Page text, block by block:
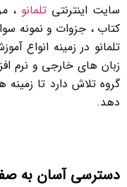
سایت اینترنتی تلمانو ،
کتاب ، جزوات و نمونه
تلمانو در زمینه
زبان های خارجی و نرم
گروه تلاش دارد تا
دهد.
دسترسی آسان به